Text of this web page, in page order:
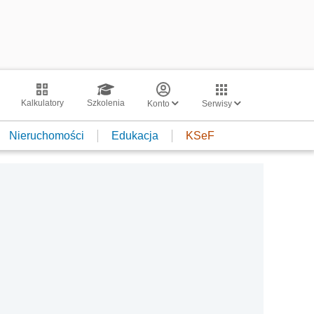
Kalkulatory Szkolenia Konto Serwisy
Nieruchomości Edukacja KSeF